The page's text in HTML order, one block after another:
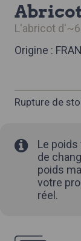
l'abricot
Origine :
Rupture de
Le
de
poids
votre
réel.